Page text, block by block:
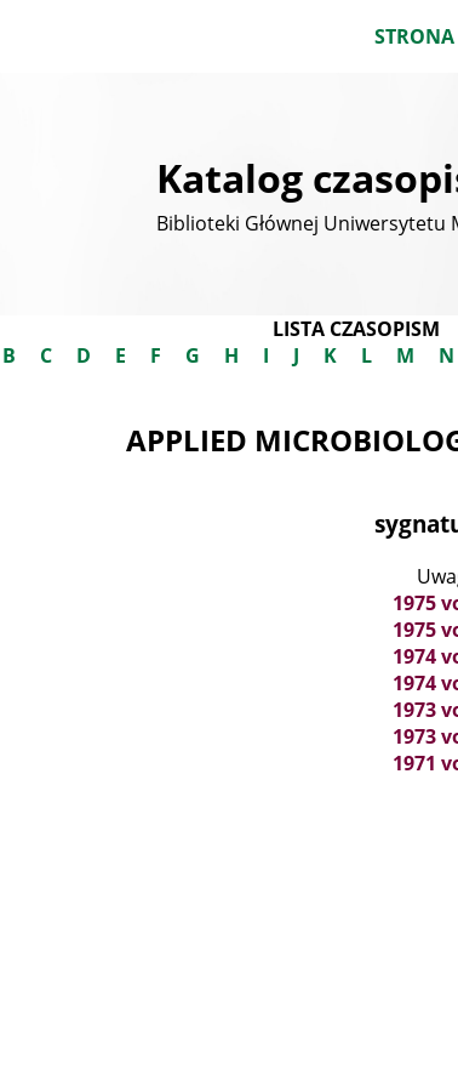
Katalog
Biblioteki Głównej Uniwersytetu
LISTA CZASOPISM
B C D E F G H I J K L M N
APPLIED
1975
1975
1974
1974
1973
1973
1971